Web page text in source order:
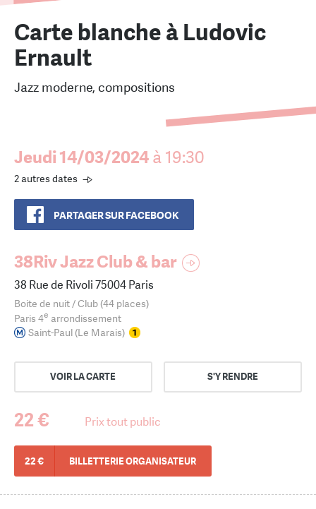
Carte blanche à Ludovic
Ernault
Jazz moderne, compositions
Jeudi 14/03/2024 à 19:30
2 autres dates
PARTAGER SUR FACEBOOK
38Riv Jazz Club & bar
38 Rue de Rivoli 75004 Paris
Boite de nuit / Club (44 places)
Paris 4e arrondissement
Saint-Paul (Le Marais)
VOIR LA CARTE S'Y RENDRE
22 € Prix tout public
22 € BILLETTERIE ORGANISATEUR